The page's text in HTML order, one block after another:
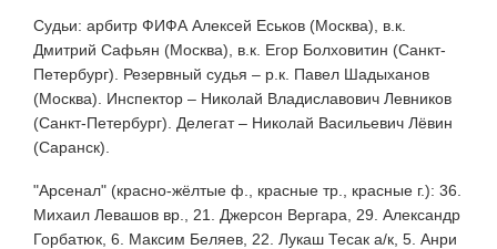
Судьи: арбитр ФИФА Алексей Еськов (Москва), в.к.
Дмитрий Сафьян (Москва), в.к. Егор Болховитин (Санкт-
Петербург). Резервный судья – р.к. Павел Шадыханов
(Москва). Инспектор – Николай Владиславович Левников
(Санкт-Петербург). Делегат – Николай Васильевич Лёвин
(Саранск).
"Арсенал" (красно-жёлтые ф., красные тр., красные г.): 36.
Михаил Левашов вр., 21. Джерсон Вергара, 29. Александр
Горбатюк, 6. Максим Беляев, 22. Лукаш Тесак а/к, 5. Анри